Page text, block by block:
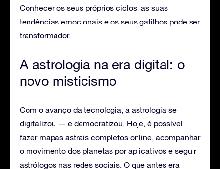
Conhecer os seus próprios ciclos, as suas
tendências emocionais e os seus gatilhos pode ser
transformador.
A astrologia na era digital: o
novo misticismo
Com o avanço da tecnologia, a astrologia se
digitalizou — e democratizou. Hoje, é possível
fazer mapas astrais completos online, acompanhar
o movimento dos planetas por aplicativos e seguir
astrólogos nas redes sociais. O que antes era